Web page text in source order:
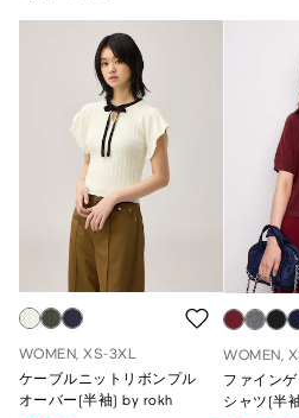
WOMEN, XS-3XL
ケーブルニットリボンプル
オーバー(半袖) by rokh
WOMEN,
ファイン
シャツ(半